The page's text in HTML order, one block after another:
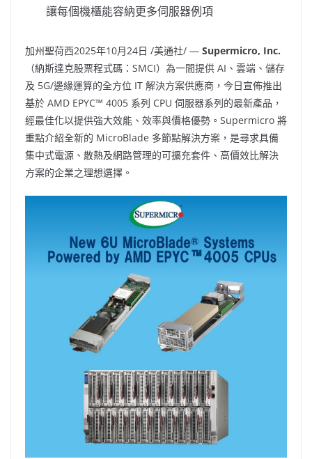
讓每個機櫃能容納更多伺服器例項
加州聖荷西2025年10月24日 /美通社/ — Supermicro, Inc.
（納斯達克股票程式碼：SMCI）為一間提供 AI、雲端、儲存
及 5G/邊緣運算的全方位 IT 解決方案供應商，今日宣佈推出
基於 AMD EPYC™ 4005 系列 CPU 伺服器系列的最新產品，
經最佳化以提供強大效能、效率與價格優勢。Supermicro 將
重點介紹全新的 MicroBlade 多節點解決方案，是尋求具備
集中式電源、散熱及網路管理的可擴充套件、高價效比解決
方案的企業之理想選擇。